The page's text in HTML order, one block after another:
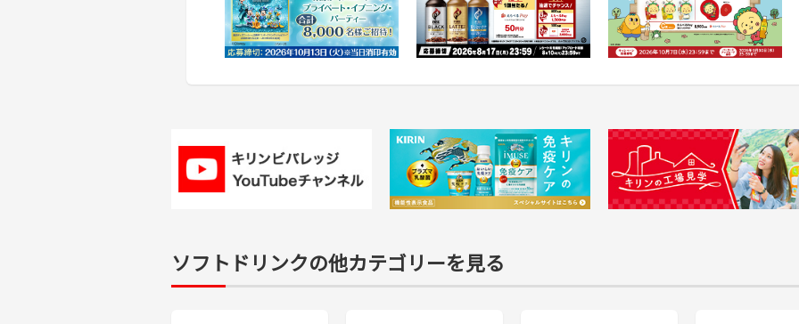
ソフトドリンクの他カテゴリーを見る